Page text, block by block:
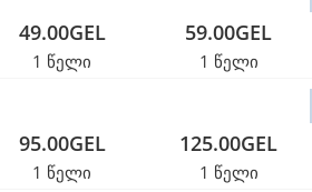
49.00GEL
1 წელი
59.00GEL
1 წელი
95.00GEL
1 წელი
125.00GEL
1 წელი